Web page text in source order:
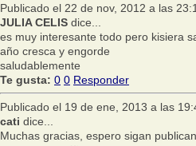
Publicado el 22 de nov, 2012 a las
JULIA CELIS dice...
es muy interesante todo pero kisiera
año cresca y engorde
saludablemente
Te gusta: 0 0 Responder
Publicado el 19 de ene, 2013 a las
cati dice...
Muchas gracias, espero sigan